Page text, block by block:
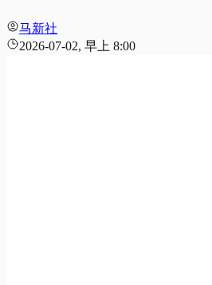
马新社
2026-07-02, 早上 8:00